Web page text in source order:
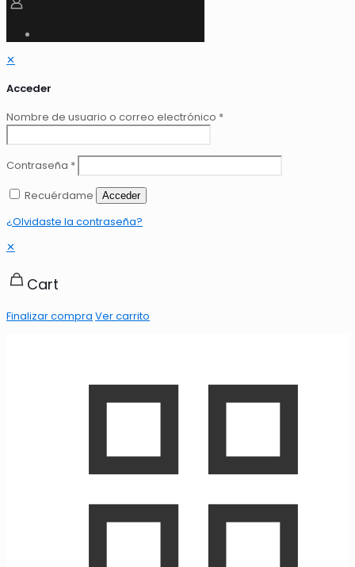
✕
Acceder
Nombre de usuario o correo electrónico *
Contraseña *
Recuérdame
Acceder
¿Olvidaste la contraseña?
✕
Cart
Finalizar compra Ver carrito